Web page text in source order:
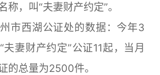
称，叫“夫妻财产约定”。
西湖公证处的数据：今年3
夫妻财产约定”公证11起，当月
的总量为2500件。